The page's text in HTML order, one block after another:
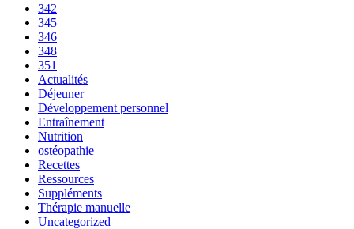
342
345
346
348
351
Actualités
Déjeuner
Développement personnel
Entraînement
Nutrition
ostéopathie
Recettes
Ressources
Suppléments
Thérapie manuelle
Uncategorized